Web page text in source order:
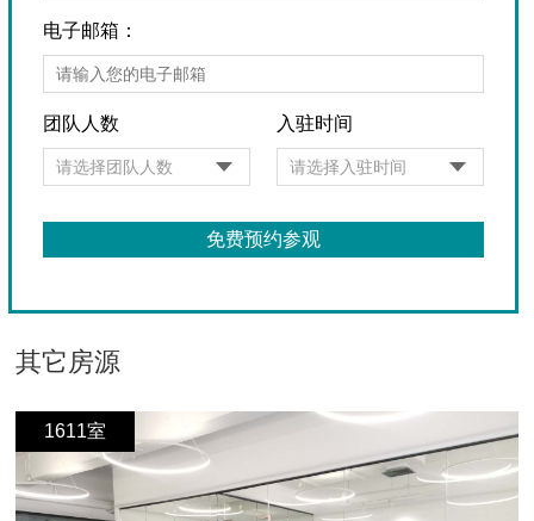
电子邮箱：
团队人数 入驻时间
其它房源
1611室